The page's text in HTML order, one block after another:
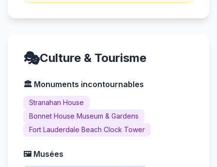
🎭Culture & Tourisme
🏛️ Monuments incontournables
Stranahan House
Bonnet House Museum & Gardens
Fort Lauderdale Beach Clock Tower
🖼️ Musées